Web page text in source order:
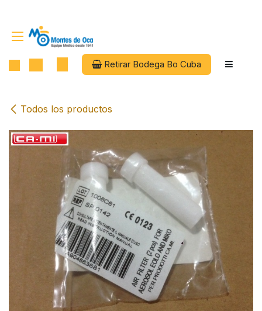
Retirar Bodega Bo Cuba
Todos los productos